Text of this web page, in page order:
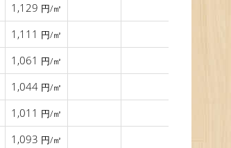
1,129 円/㎡
1,111 円/㎡
1,061 円/㎡
1,044 円/㎡
1,011 円/㎡
1,093 円/㎡